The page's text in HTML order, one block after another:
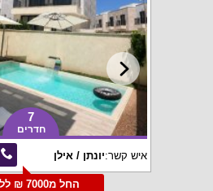
7
חדרים
איש קשר:יונתן / אילן
החל